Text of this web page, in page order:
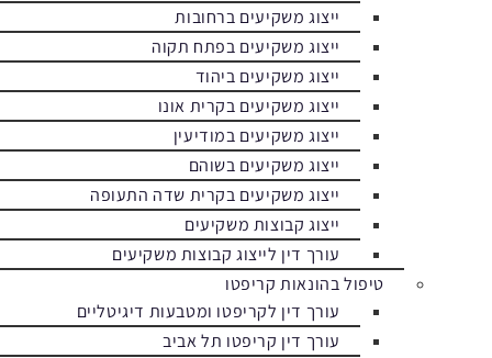
ייצוג משקיעים ברחובות
ייצוג משקיעים בפתח תקוה
ייצוג משקיעים ביהוד
ייצוג משקיעים בקרית אונו
ייצוג משקיעים במודיעין
ייצוג משקיעים בשוהם
ייצוג משקיעים בקרית שדה התעופה
ייצוג קבוצות משקיעים
עורך דין לייצוג קבוצות משקיעים
טיפול בהונאות קריפטו
עורך דין לקריפטו ומטבעות דיגיטליים
עורך דין קריפטו תל אביב